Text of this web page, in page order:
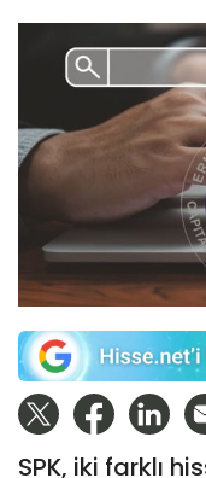
SPK, iki farklı